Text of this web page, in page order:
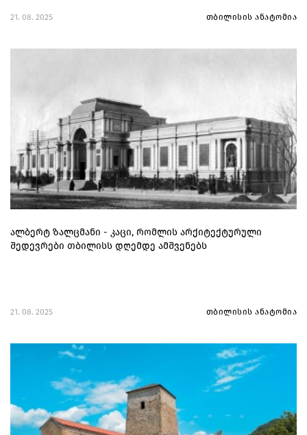
21. 08. 2025 თბილისის ანატომია
ალბერტ ზალცმანი - კაცი, რომლის არქიტექტურული
შედევრები თბილისს დღემდე ამშვენებს
21. 08. 2025 თბილისის ანატომია